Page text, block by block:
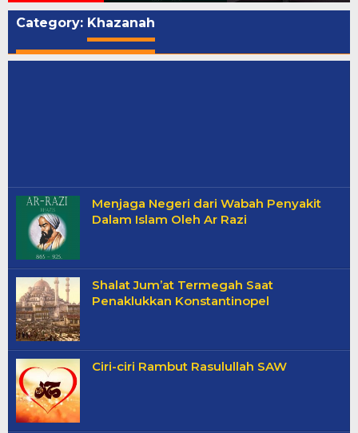
Category: Khazanah
Menjaga Negeri dari Wabah Penyakit
Dalam Islam Oleh Ar Razi
Shalat Jum’at Termegah Saat
Penaklukkan Konstantinopel
Ciri-ciri Rambut Rasulullah SAW